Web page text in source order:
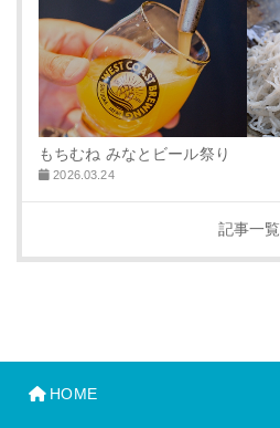
もちむね みなとビール祭り
2026.03.24
記事一覧
HOME